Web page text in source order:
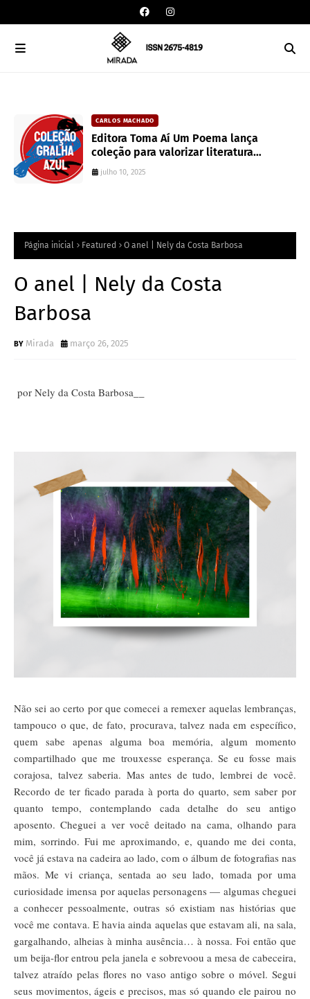
CARLOS MACHADO
Editora Toma Aí Um Poema lança
coleção para valorizar literatura
paranaense
julho 10, 2025
Página inicial Featured O anel | Nely da Costa Barbosa
O anel | Nely da Costa
Barbosa
Mirada março 26, 2025
por Nely da Costa Barbosa__
Não sei ao certo por que comecei a remexer aquelas lembranças,
tampouco o que, de fato, procurava, talvez nada em específico,
quem sabe apenas alguma boa memória, algum momento
compartilhado que me trouxesse esperança. Se eu fosse mais
corajosa, talvez saberia. Mas antes de tudo, lembrei de você.
Recordo de ter ficado parada à porta do quarto, sem saber por
quanto tempo, contemplando cada detalhe do seu antigo
aposento. Cheguei a ver você deitado na cama, olhando para
mim, sorrindo. Fui me aproximando, e, quando me dei conta,
você já estava na cadeira ao lado, com o álbum de fotografias nas
mãos. Me vi criança, sentada ao seu lado, tomada por uma
curiosidade imensa por aquelas personagens — algumas cheguei
a conhecer pessoalmente, outras só existiam nas histórias que
você me contava. E havia ainda aquelas que estavam ali, na sala,
gargalhando, alheias à minha ausência… à nossa. Foi então que
um beija-flor entrou pela janela e sobrevoou a mesa de cabeceira,
talvez atraído pelas flores no vaso antigo sobre o móvel. Segui
seus movimentos, ágeis e precisos, mas só quando ele pairou no